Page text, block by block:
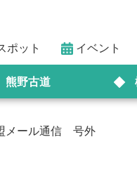
ポット イベント
熊野古道
メール通信 号外